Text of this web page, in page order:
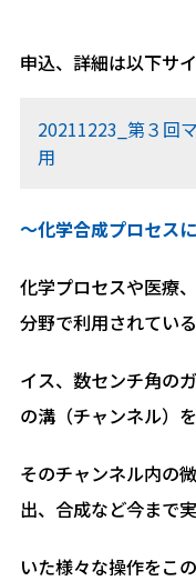
申込、詳細は以下サ
20211223_第３回
用
～化学合成プロセス
化学プロセスや医療
分野で利用されてい
イス、数センチ角の
の溝（チャンネル）
そのチャンネル内の
出、合成など今まで
いた様々な操作をこ